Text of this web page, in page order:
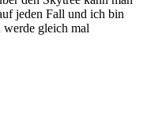
jeden Fall und ich bin
werde gleich mal